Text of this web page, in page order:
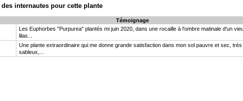
internautes pour cette plante
Témoignage
Les Euphorbes "Purpurea" plantés mi juin 2020, dans une rocaille à l'ombre matinale d'un
lilas...
Une plante extraordinaire qui me donne grande satisfaction dans mon sol pauvre et sec, très
sableux,...